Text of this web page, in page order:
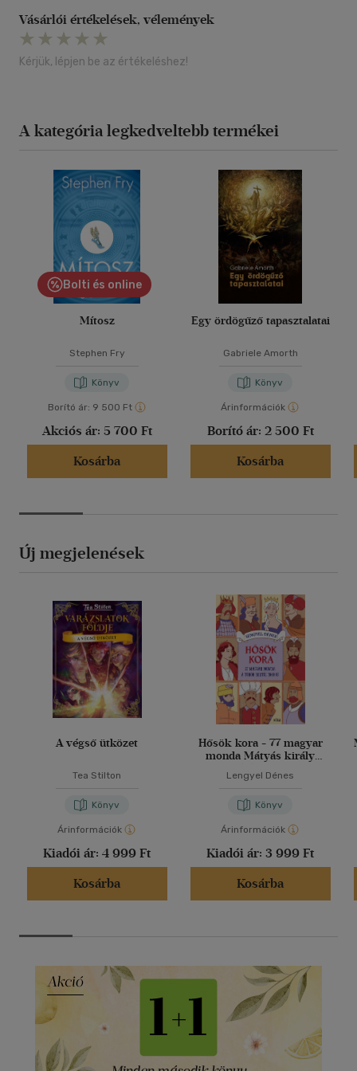
Vásárlói értékelések, vélemények
Kérjük, lépjen be az értékeléshez!
A kategória legkedveltebb termékei
Bolti és online
Mítosz
Stephen Fry
Könyv
Borító ár: 9 500 Ft
Akciós ár: 5 700 Ft
Kosárba
Egy ördögűző tapasztalatai
Gabriele Amorth
Könyv
Árinformációk
Borító ár: 2 500 Ft
Kosárba
Új megjelenések
A végső ütközet
Tea Stilton
Könyv
Árinformációk
Kiadói ár: 4 999 Ft
Kosárba
Hősök kora - 77 magyar
monda Mátyás király
Lengyel Dénes
Könyv
Árinformációk
Kiadói ár: 3 999 Ft
Kosárba